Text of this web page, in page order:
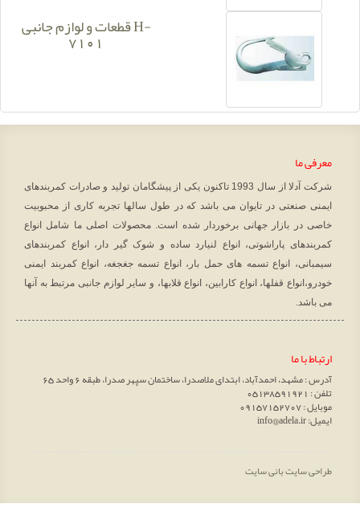
قطعات و لوازم جانبی H-
7101
معرفی ما
شرکت آدلا از سال 1993 تاکنون یکی از پیشگامان تولید و صادرات کمربندهای
ایمنی صنعتی در تایوان می باشد که در طول سالها تجربه کاری از محبوبیت
خاصی در بازار جهانی برخوردار شده است. محصولات اصلی ما شامل انواع
کمربندهای پاراشوتی، انواع لنیارد ساده و شوک گیر دار، انواع کمربندهای
سیمبانی، انواع تسمه های حمل بار، انواع تسمه جغجغه، انواع کمربند ایمنی
خودرو،انواع قفلها، انواع کارابین، انواع قلابها، و سایر لوازم جانبی مرتبط به آنها
می باشد.
ارتباط با ما
آدرس : مشهد، احمدآباد، ابتدای ملاصدرا، ساختمان سپهر صدرا، طبقه 6 واحد 65
تلفن : 05138591921
موبایل : 09157152707
ایمیل: info@adela.ir
طراحی سایتبانی سایت